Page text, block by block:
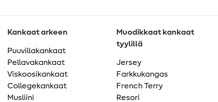
Kankaat arkeen
Puuvillakankaat
Pellavakankaat
Viskoosikankaat
Collegekankaat
Musliini
Muodikkaat kankaat
tyylillä
Jersey
Farkkukangas
French Terry
Resori